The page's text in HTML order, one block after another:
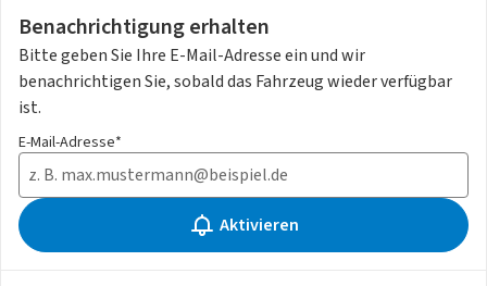
Benachrichtigung erhalten
Bitte geben Sie Ihre E-Mail-Adresse ein und wir
benachrichtigen Sie, sobald das Fahrzeug wieder verfügbar
ist.
E-Mail-Adresse*
Aktivieren